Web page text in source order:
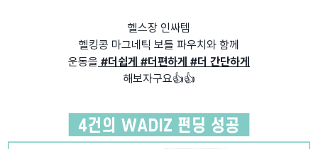
헬스장 인싸템
헬킹콩 마그네틱 보틀 파우치와 함께
운동을 #더쉽게 #더편하게 #더 간단하게
해보자구요👍👍